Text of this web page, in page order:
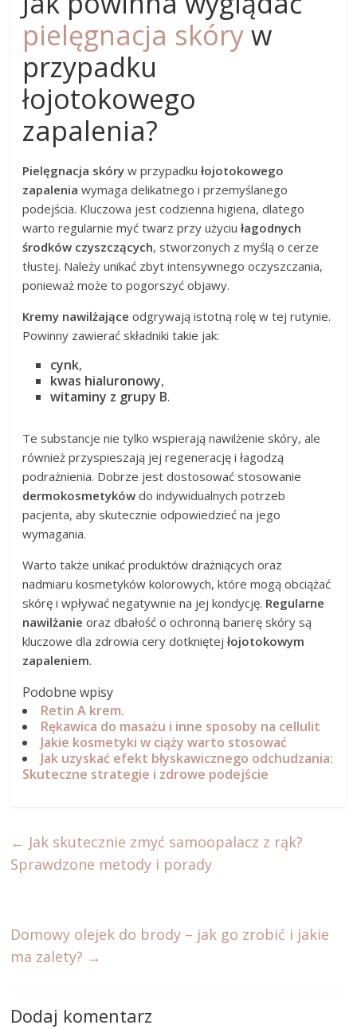
pielęgnacja skóryw
przypadku
łojotokowego
zapalenia?
Pielęgnacja skóry w przypadkułojotokowego
zapalenia wymaga delikatnego i przemyślanego
podejścia. Kluczowa jest codzienna higiena, dlatego
warto regularnie myć twarz przy użyciułagodnych
środków czyszczących, stworzonych z myślą o cerze
tłustej. Należy unikać zbyt intensywnego oczyszczania,
ponieważ może to pogorszyć objawy.
Kremy nawilżające odgrywają istotną rolę w tej rutynie.
Powinny zawierać składniki takie jak:
cynk,
kwas hialuronowy,
witaminy z grupy B.
Te substancje nie tylko wspierają nawilżenie skóry, ale
również przyspieszają jej regenerację i łagodzą
podrażnienia. Dobrze jest dostosować stosowanie
dermokosmetyków do indywidualnych potrzeb
pacjenta, aby skutecznie odpowiedzieć na jego
wymagania.
Warto także unikać produktów drażniących oraz
nadmiaru kosmetyków kolorowych, które mogą obciążać
skórę i wpływać negatywnie na jej kondycję. Regularne
nawilżanie oraz dbałość o ochronną barierę skóry są
kluczowe dla zdrowia cery dotkniętejłojotokowym
zapaleniem.
Podobne wpisy
Retin A krem.
Rękawica do masażu i inne sposoby na cellulit
Jakie kosmetyki w ciąży warto stosować
Jak uzyskać efekt błyskawicznego odchudzania:
Skuteczne strategie i zdrowe podejście
← Jak skutecznie zmyć samoopalacz z rąk?
Sprawdzone metody i porady
Domowy olejek do brody – jak go zrobić i jakie
ma zalety? →
Dodaj komentarz